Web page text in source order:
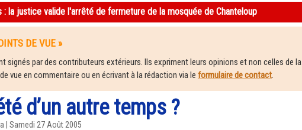
: la justice valide l'arrêté de fermeture de la mosquée de Chanteloup
DE VUE »
signés par des contributeurs extérieurs. Ils expriment leurs opinions et non celles de la
vue en commentaire ou en écrivant à la rédaction via le formulaire de contact.
d’un autre temps ?
| Samedi 27 Août 2005